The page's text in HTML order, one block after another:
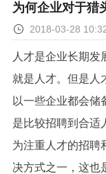
为何企业对于猎
2018-03-28
人才是企业长期发
就是人才。但是人
以一些企业都会储
是比较招聘到合适
为注重人才的招聘
决方式之一，这也